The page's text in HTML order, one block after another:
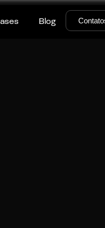
Blog